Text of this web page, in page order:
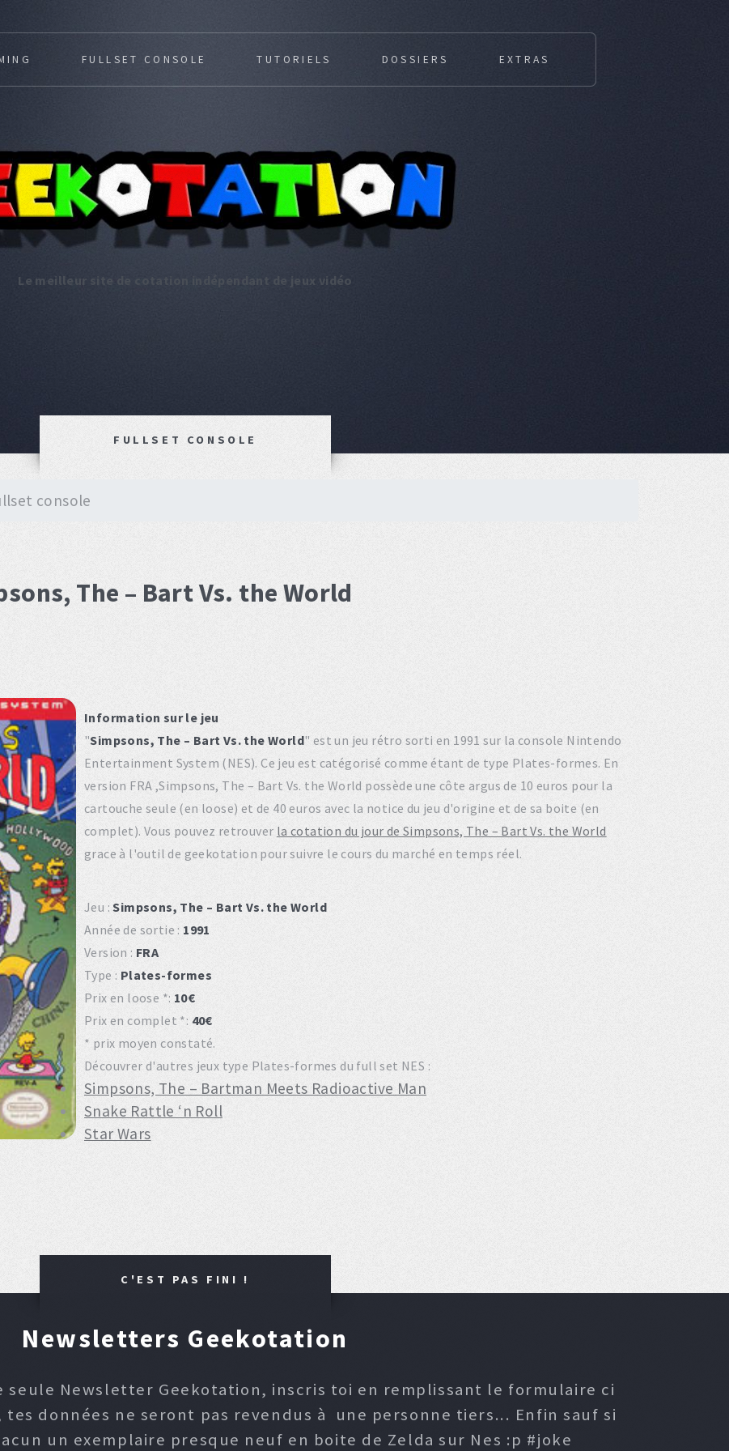
Le meilleur site de cotation indépendant de jeux vidéo
FULLSET CONSOLE TUTORIELS DOSSIERS EXTRAS
FULLSET CONSOLE
console
The – Bart Vs. the World
Information sur le jeu
"Simpsons, The – Bart Vs. the World" est un jeu rétro sorti en 1991 sur la console Nintendo
Entertainment System (NES). Ce jeu est catégorisé comme étant de type Plates-formes. En
version FRA ,Simpsons, The – Bart Vs. the World possède une côte argus de 10 euros pour la
cartouche seule (en loose) et de 40 euros avec la notice du jeu d'origine et de sa boite (en
complet). Vous pouvez retrouver la cotation du jour de Simpsons, The – Bart Vs. the World
grace à l'outil de geekotation pour suivre le cours du marché en temps réel.
Jeu :Simpsons, The – Bart Vs. the World
Année de sortie : 1991
Version : FRA
Type : Plates-formes
Prix en loose *: 10€
Prix en complet *: 40€
* prix moyen constaté.
Découvrer d'autres jeux type Plates-formes du full set NES :
Simpsons, The – Bartman Meets Radioactive Man
Snake Rattle ‘n Roll
Star Wars
C'EST PAS FINI !
Newsletters Geekotation
seule Newsletter Geekotation, inscris toi en remplissant le formulaire ci
données ne seront pas revendus à une personne tiers... Enfin sauf si
un exemplaire presque neuf en boite de Zelda sur Nes :p #joke